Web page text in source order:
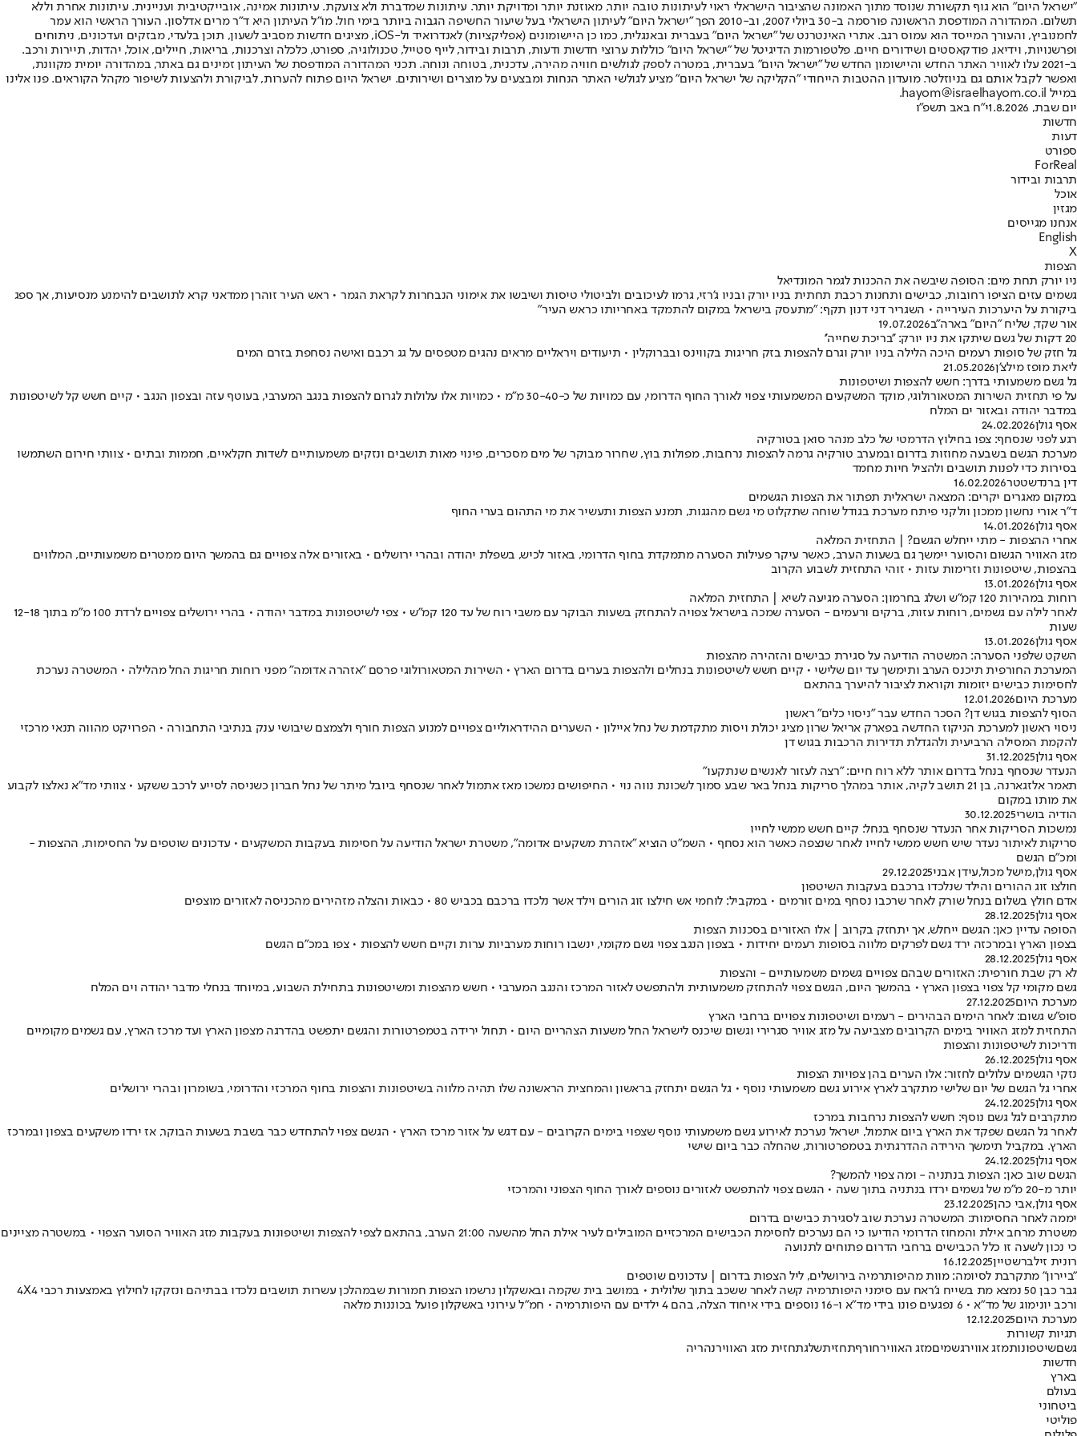
"ישראל היום" הוא גוף תקשורת שנוסד מתוך האמונה שהציבור הישראלי ראוי לעיתונות טובה יותר, מאוזנת יותר ומדויקת יותר. עיתונות שמדברת ולא צועקת. עיתונות אמינה, אובייקטיבית ועניינית. עיתונות אחרת וללא
תשלום. המהדורה המודפסת הראשונה פורסמה ב-30 ביולי 2007, וב-2010 הפך "ישראל היום" לעיתון הישראלי בעל שיעור החשיפה הגבוה ביותר בימי חול. מו"ל העיתון היא ד"ר מרים אדלסון. העורך הראשי הוא עמר
לחמנוביץ, והעורך המייסד הוא עמוס רגב. אתרי האינטרנט של "ישראל היום" בעברית ובאנגלית, כמו כן היישומונים (אפליקציות) לאנדרואיד ול-iOS, מציגים חדשות מסביב לשעון, תוכן בלעדי, מבזקים ועדכונים, ניתוחים
ופרשנויות, וידיאו, פודקאסטים ושידורים חיים. פלטפורמות הדיגיטל של "ישראל היום" כוללות ערוצי חדשות ודעות, תרבות ובידור, לייף סטייל, טכנולוגיה, ספורט, כלכלה וצרכנות, בריאות, חיילים, אוכל, יהדות, תיירות ורכב.
ב-2021 עלו לאוויר האתר החדש והיישומון החדש של "ישראל היום" בעברית, במטרה לספק לגולשים חוויה מהירה, עדכנית, בטוחה ונוחה. תכני המהדורה המודפסת של העיתון זמינים גם באתר, במהדורה יומית מקוונת,
ואפשר לקבל אותם גם בניוזלטר. מועדון ההטבות הייחודי "הקליקה של ישראל היום" מציע לגולשי האתר הנחות ומבצעים על מוצרים ושירותים. ישראל היום פתוח להערות, לביקורת ולהצעות לשיפור מקהל הקוראים. פנו אלינו
במייל hayom@israelhayom.co.il.
יום שבת, 1.8.2026
י"ח באב תשפ"ו
חדשות
דעות
ספורט
ForReal
תרבות ובידור
אוכל
מגזין
אנחנו מגייסים
English
X
הצפות
ניו יורק תחת מים: הסופה שיבשה את ההכנות לגמר המונדיאל
גשמים עזים הציפו רחובות, כבישים ותחנות רכבת תחתית בניו יורק ובניו ג'רזי, גרמו לעיכובים ולביטולי טיסות ושיבשו את אימוני הנבחרות לקראת הגמר • ראש העיר זוהרן ממדאני קרא לתושבים להימנע מנסיעות, אך ספג
ביקורת על היערכות העירייה • השגריר דני דנון תקף: "מתעסק בישראל במקום להתמקד באחריותו כראש העיר"
אור שקד, שליח "היום" בארה"ב19.07.2026
20 דקות של גשם שיתקו את ניו יורק: ''בריכת שחייה''
גל חזק של סופות רעמים היכה הלילה בניו יורק וגרם להצפות בזק חריגות בקווינס ובברוקלין • תיעודים ויראליים מראים נהגים מטפסים על גג רכבם ואישה נסחפת בזרם המים
ליאת מופז מילצ'ן21.05.2026
גל גשם משמעותי בדרך: חשש להצפות ושיטפונות
על פי תחזית השירות המטאורולוגי, מוקד המשקעים המשמעותי צפוי לאורך החוף הדרומי, עם כמויות של כ-30-40 מ"מ • כמויות אלו עלולות לגרום להצפות בנגב המערבי, בעוטף עזה ובצפון הנגב • קיים חשש קל לשיטפונות
במדבר יהודה ובאזור ים המלח
אסף גולן24.02.2026
רגע לפני שנסחף: צפו בחילוץ הדרמטי של כלב מנהר סואן בטורקיה
מערכת הגשם בשבעה מחוזות בדרום ובמערב טורקיה גרמה להצפות נרחבות, מפולות בוץ, שחרור מבוקר של מים מסכרים, פינוי מאות תושבים ונזקים משמעותיים לשדות חקלאיים, חממות ובתים • צוותי חירום השתמשו
בסירות כדי לפנות תושבים ולהציל חיות מחמד
דין ברנדשטטר16.02.2026
במקום מאגרים יקרים: המצאה ישראלית תפתור את הצפות הגשמים
ד"ר אורי נחשון ממכון וולקני פיתח מערכת בגודל שוחה שתקלוט מי גשם מהגגות, תמנע הצפות ותעשיר את מי התהום בערי החוף
אסף גולן14.01.2026
אחרי ההצפות - מתי ייחלש הגשם? | התחזית המלאה
מזג האוויר הגשום והסוער יימשך גם בשעות הערב, כאשר עיקר פעילות הסערה מתמקדת בחוף הדרומי, באזור לכיש, בשפלת יהודה ובהרי ירושלים • באזורים אלה צפויים גם בהמשך היום ממטרים משמעותיים, המלווים
בהצפות, שיטפונות וזרימות עזות • זוהי התחזית לשבוע הקרוב
אסף גולן13.01.2026
רוחות במהירות 120 קמ"ש ושלג בחרמון: הסערה מגיעה לשיא | התחזית המלאה
לאחר לילה עם גשמים, רוחות עזות, ברקים ורעמים - הסערה שמכה בישראל צפויה להתחזק בשעות הבוקר עם משבי רוח של עד 120 קמ"ש • צפי לשיטפונות במדבר יהודה • בהרי ירושלים צפויים לרדת 100 מ"מ בתוך 12-18
שעות
אסף גולן13.01.2026
השקט שלפני הסערה: המשטרה הודיעה על סגירת כבישים והזהירה מהצפות
המערכת החורפית תיכנס הערב ותימשך עד יום שלישי • קיים חשש לשיטפונות בנחלים ולהצפות בערים בדרום הארץ • השירות המטאורולוגי פרסם "אזהרה אדומה" מפני רוחות חריגות החל מהלילה • המשטרה נערכת
לחסימות כבישים יזומות וקוראת לציבור להיערך בהתאם
מערכת היום12.01.2026
הסוף להצפות בגוש דן? הסכר החדש עבר "ניסוי כלים" ראשון
ניסוי ראשון למערכת הניקוז החדשה בפארק אריאל שרון מציג יכולת ויסות מתקדמת של נחל איילון • השערים ההידראוליים צפויים למנוע הצפות חורף ולצמצם שיבושי ענק בנתיבי התחבורה • הפרויקט מהווה תנאי מרכזי
להקמת המסילה הרביעית ולהגדלת תדירות הרכבות בגוש דן
אסף גולן31.12.2025
הנעדר שנסחף בנחל בדרום אותר ללא רוח חיים: "רצה לעזור לאנשים שנתקעו"
תאמר אלזגארנה, בן 21 תושב לקיה, אותר במהלך סריקות בנחל באר שבע סמוך לשכונת נווה נוי • החיפושים נמשכו מאז אתמול לאחר שנסחף ביובל מיתר של נחל חברון כשניסה לסייע לרכב ששקע • צוותי מד"א נאלצו לקבוע
את מותו במקום
הודיה בושרי30.12.2025
נמשכות הסריקות אחר הנעדר שנסחף בנחל: קיים חשש ממשי לחייו
סריקות לאיתור נעדר שיש חשש ממשי לחייו לאחר שנצפה כאשר הוא נסחף • השמ"ט הוציא "אזהרת משקעים אדומה", משטרת ישראל הודיעה על חסימות בעקבות המשקעים • עדכונים שוטפים על החסימות, ההצפות -
ומכ"ם הגשם
אסף גולן,מישל מכול,עידן אבני29.12.2025
חולצו זוג ההורים והילד שנלכדו ברכבם בעקבות השיטפון
אדם חולץ בשלום בנחל שורק לאחר שרכבו נסחף במים זורמים • במקביל: לוחמי אש חילצו זוג הורים וילד אשר נלכדו ברכבם בכביש 80 • כבאות והצלה מזהירים מהכניסה לאזורים מוצפים
אסף גולן28.12.2025
הסופה עדיין כאן: הגשם ייחלש, אך יתחזק בקרוב | אלו האזורים בסכנות הצפות
בצפון הארץ ובמרכזה ירד גשם לפרקים מלווה בסופות רעמים יחידות • בצפון הנגב צפוי גשם מקומי, ינשבו רוחות מערביות ערות וקיים חשש להצפות • צפו במכ"ם הגשם
אסף גולן28.12.2025
לא רק שבת חורפית: האזורים שבהם צפויים גשמים משמעותיים - והצפות
גשם מקומי קל צפוי בצפון הארץ • בהמשך היום, הגשם צפוי להתחזק משמעותית ולהתפשט לאזור המרכז והנגב המערבי • חשש מהצפות ומשיטפונות בתחילת השבוע, במיוחד בנחלי מדבר יהודה וים המלח
מערכת היום27.12.2025
סופ"ש גשום: לאחר הימים הבהירים - רעמים ושיטפונות צפויים ברחבי הארץ
התחזית למזג האוויר בימים הקרובים מצביעה על מזג אוויר סגרירי וגשום שיכנס לישראל החל משעות הצהריים היום • תחול ירידה בטמפרטורות והגשם יתפשט בהדרגה מצפון הארץ ועד מרכז הארץ, עם גשמים מקומיים
ודריכות לשיטפונות והצפות
אסף גולן26.12.2025
נזקי הגשמים עלולים לחזור: אלו הערים בהן צפויות הצפות
אחרי גל הגשם של יום שלישי מתקרב לארץ אירוע גשם משמעותי נוסף • גל הגשם יתחזק בראשון והמחצית הראשונה שלו תהיה מלווה בשיטפונות והצפות בחוף המרכזי והדרומי, בשומרון ובהרי ירושלים
אסף גולן24.12.2025
מתקרבים לגל גשם נוסף: חשש להצפות נרחבות במרכז
לאחר גל הגשם שפקד את הארץ ביום אתמול, ישראל נערכת לאירוע גשם משמעותי נוסף שצפוי בימים הקרובים - עם דגש על אזור מרכז הארץ • הגשם צפוי להתחדש כבר בשבת בשעות הבוקר, אז ירדו משקעים בצפון ובמרכז
הארץ. במקביל תימשך הירידה ההדרגתית בטמפרטורות, שהחלה כבר ביום שישי
אסף גולן24.12.2025
הגשם שוב כאן: הצפות בנתניה - ומה צפוי להמשך?
יותר מ-20 מ"מ של גשמים ירדו בנתניה בתוך שעה • הגשם צפוי להתפשט לאזורים נוספים לאורך החוף הצפוני והמרכזי
אסף גולן,אבי כהן23.12.2025
יממה לאחר החסימות: המשטרה נערכת שוב לסגירת כבישים בדרום
משטרת מרחב אילת והמחוז הדרומי הודיעו כי הם נערכים לחסימת הכבישים המרכזיים המובילים לעיר אילת החל מהשעה 21:00 הערב, בהתאם לצפי להצפות ושיטפונות בעקבות מזג האוויר הסוער הצפוי • במשטרה מציינים
כי נכון לשעה זו כלל הכבישים ברחבי הדרום פתוחים לתנועה
רונית זילברשטיין16.12.2025
"ביירון" מתקרבת לסיומה: מוות מהיפותרמיה בירושלים, ליל הצפות בדרום | עדכונים שוטפים
גבר כבן 50 נמצא מת בשייח ג'ראח עם סימני היפותרמיה קשה לאחר ששכב בתוך שלולית • במושב בית שקמה ובאשקלון נרשמו הצפות חמורות שבמהלכן עשרות תושבים נלכדו בבתיהם ונזקקו לחילוץ באמצעות רכבי 4X4
ורכב יונימוג של מד"א • 6 נפגעים פונו בידי מד"א ו-16 נוספים בידי איחוד הצלה, בהם 4 ילדים עם היפותרמיה • חמ"ל עירוני באשקלון פועל בכוננות מלאה
מערכת היום12.12.2025
תגיות קשורות
גשםשיטפונותמזג אווירגשמיםמזג האווירחורףתחזיתשלגתחזית מזג האווירנהריה
חדשות
בארץ
בעולם
ביטחוני
פוליטי